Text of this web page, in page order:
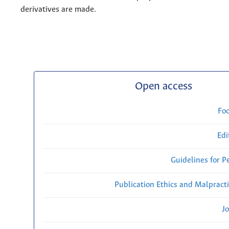
derivatives are made.
Open access
Guidelines for
Publication Ethics and